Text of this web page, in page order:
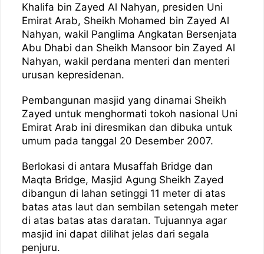
Khalifa bin Zayed Al Nahyan, presiden Uni
Emirat Arab, Sheikh Mohamed bin Zayed Al
Nahyan, wakil Panglima Angkatan Bersenjata
Abu Dhabi dan Sheikh Mansoor bin Zayed Al
Nahyan, wakil perdana menteri dan menteri
urusan kepresidenan.
Pembangunan masjid yang dinamai Sheikh
Zayed untuk menghormati tokoh nasional Uni
Emirat Arab ini diresmikan dan dibuka untuk
umum pada tanggal 20 Desember 2007.
Berlokasi di antara Musaffah Bridge dan
Maqta Bridge, Masjid Agung Sheikh Zayed
dibangun di lahan setinggi 11 meter di atas
batas atas laut dan sembilan setengah meter
di atas batas atas daratan. Tujuannya agar
masjid ini dapat dilihat jelas dari segala
penjuru.